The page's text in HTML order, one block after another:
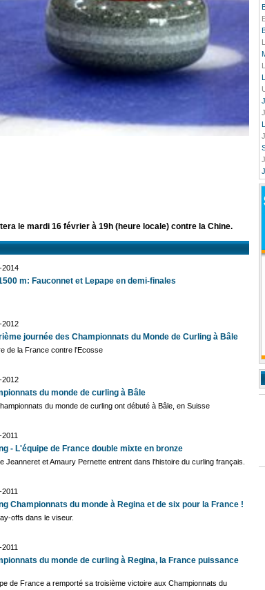
le mardi 16 février à 19h (heure locale) contre la Chine.
2014
m: Fauconnet et Lepape en demi-finales
2012
journée des Championnats du Monde de Curling à Bâle
de la France contre l'Ecosse
2012
du monde de curling à Bâle
du monde de curling ont débuté à Bâle, en Suisse
- L'équipe de France double mixte en bronze
Jeanneret et Amaury Pernette entrent dans l'histoire du curling français.
Championnats du monde à Regina et de six pour la France !
offs dans le viseur.
du monde de curling à Regina, la France puissance
de France a remporté sa troisième victoire aux Championnats du